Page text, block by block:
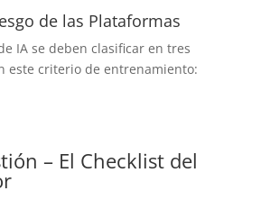
de las Plataformas
IA se deben clasificar en tres
este criterio de entrenamiento:
– El Checklist del